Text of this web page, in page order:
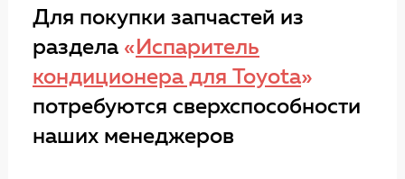
Для покупки запчастей из
раздела « Испаритель
кондиционера для Toyota»
потребуются сверхспособности
наших менеджеров